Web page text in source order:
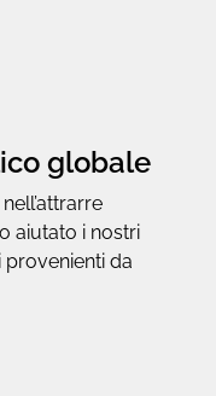
globale
aiutato i nostri
da